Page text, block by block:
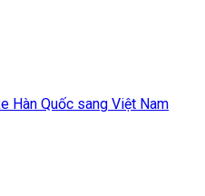
Hàn Quốc sang Việt Nam